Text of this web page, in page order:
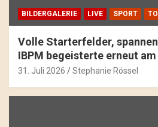
BILDERGALERIE LIVE SPORT
Volle Starterfelder,
IBPM begeisterte erneut
31. Juli 2026 Stephanie Rössel